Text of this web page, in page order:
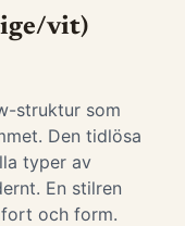
vit)
struktur som
Den tidlösa
typer av
En stilren
och form.